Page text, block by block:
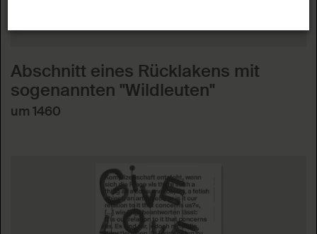
Abschnitt eines Rücklakens mit
sogenannten "Wildleuten"
um 1460